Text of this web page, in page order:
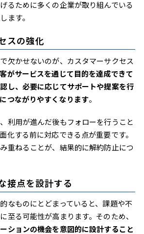
るために多くの企業が取り組んでいる
ます。
スの強化
欠かせないのが、カスタマーサクセス
がサービスを通じて目的を達成できて
し、必要に応じてサポートや提案を行
つながりやすくなります。
利用が進んだ後もフォローを行うこと
化する前に対応できる点が重要です。
重ねることが、結果的に解約防止につ
接点を設計する
なものにとどまっていると、課題や不
至る可能性が高まります。そのため、
ションの機会を意図的に設計すること